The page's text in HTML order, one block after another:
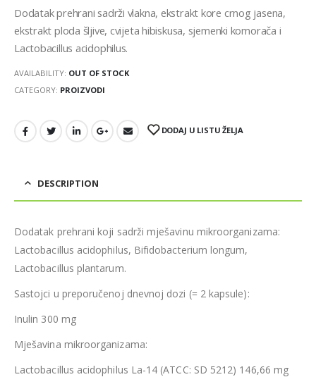
Dodatak prehrani sadrži vlakna, ekstrakt kore crnog jasena,
ekstrakt ploda šljive, cvijeta hibiskusa, sjemenki komorača i
Lactobacillus acidophilus.
AVAILABILITY: OUT OF STOCK
CATEGORY: PROIZVODI
DODAJ U LISTU ŽELJA
DESCRIPTION
Dodatak prehrani koji sadrži mješavinu mikroorganizama:
Lactobacillus acidophilus, Bifidobacterium longum,
Lactobacillus plantarum.
Sastojci u preporučenoj dnevnoj dozi (= 2 kapsule):
Inulin 300 mg
Mješavina mikroorganizama:
Lactobacillus acidophilus La-14 (ATCC: SD 5212) 146,66 mg